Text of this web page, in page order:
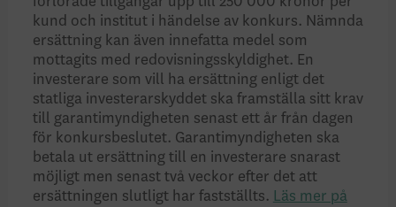
kund och institut i händelse av konkurs. Nämnda
ersättning kan även innefatta medel som
mottagits med redovisningsskyldighet. En
investerare som vill ha ersättning enligt det
statliga investerarskyddet ska framställa sitt krav
till garantimyndigheten senast ett år från dagen
för konkursbeslutet. Garantimyndigheten ska
betala ut ersättning till en investerare snarast
möjligt men senast två veckor efter det att
ersättningen slutligt har fastställts. Läs mer på